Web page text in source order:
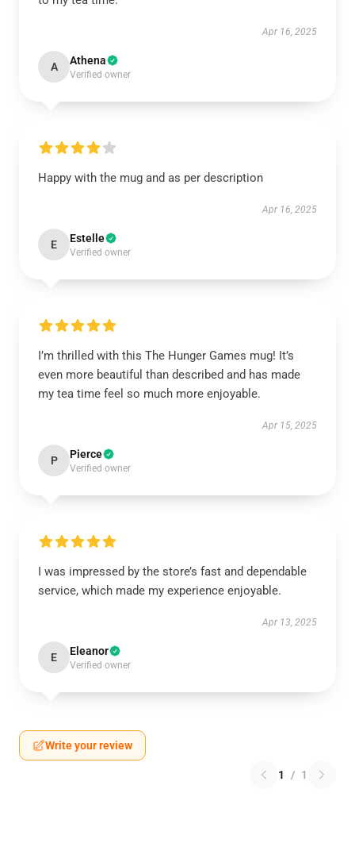
Apr 16, 2025
A Athena
Verified owner
Happy with the mug and as per description
Apr 16, 2025
E Estelle
Verified owner
I’m thrilled with this The Hunger Games mug! It’s
even more beautiful than described and has made
my tea time feel so much more enjoyable.
Apr 15, 2025
P Pierce
Verified owner
I was impressed by the store’s fast and dependable
service, which made my experience enjoyable.
Apr 13, 2025
E Eleanor
Verified owner
Write your review
1 / 1